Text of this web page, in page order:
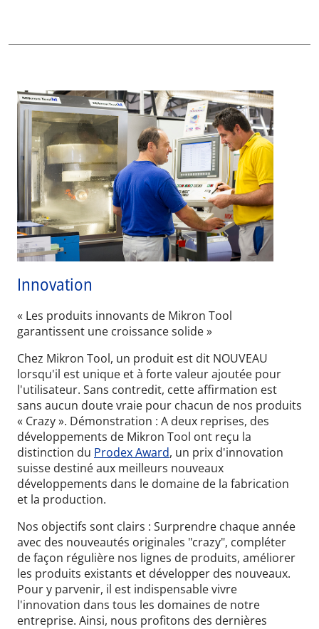
Innovation
« Les produits innovants de Mikron Tool
garantissent une croissance solide »
Chez Mikron Tool, un produit est dit NOUVEAU
lorsqu'il est unique et à forte valeur ajoutée pour
l'utilisateur. Sans contredit, cette affirmation est
sans aucun doute vraie pour chacun de nos produits
« Crazy ». Démonstration : A deux reprises, des
développements de Mikron Tool ont reçu la
distinction du Prodex Award, un prix d'innovation
suisse destiné aux meilleurs nouveaux
développements dans le domaine de la fabrication
et la production.
Nos objectifs sont clairs : Surprendre chaque année
avec des nouveautés originales "crazy", compléter
de façon régulière nos lignes de produits, améliorer
les produits existants et développer des nouveaux.
Pour y parvenir, il est indispensable vivre
l'innovation dans tous les domaines de notre
entreprise. Ainsi, nous profitons des dernières